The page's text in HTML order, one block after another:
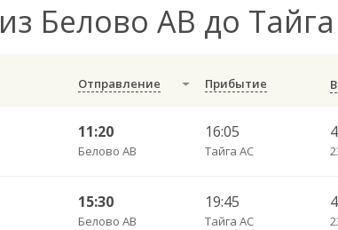
из Белово АВ до
Отправление Прибытие
11:20
Белово АВ
16:05
Тайга АС
15:30
Белово АВ
19:45
Тайга АС